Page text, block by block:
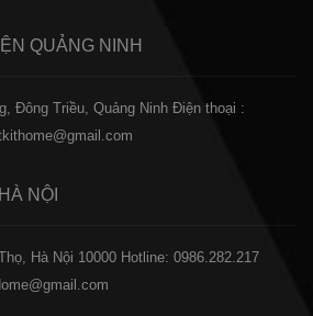
QUẢNG NINH
Đông Triều, Quảng Ninh Điện thoại :
HÀ NỘI
Hà Nội 10000 Hotline: 0986.282.217